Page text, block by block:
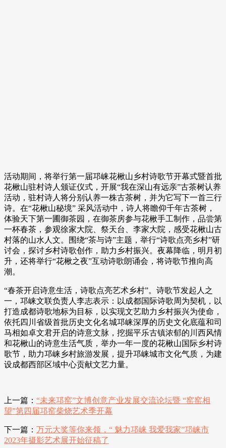
活动期间，将举行第一届邛崃花楸山乡村诗歌节开幕式暨首批
花楸山驻村诗人颁证仪式，开展“我在深山有远亲”古茶树认养
活动，驻村诗人将分别认养一株古茶树，并为它写下一首三行
诗。在“花楸山秘境” 采风活动中，诗人将瞻仰千年古茶树，
体验天下第一圃御茶园，在御茶房参与花楸手工制作，品尝第
一杯春茶，参观徐家大院、祭天台、李家大院，感受花楸山古
村落的山水人文。围绕“茶与诗”主题，举行“诗歌点亮乡村”研
讨会，探讨乡村诗歌创作，助力乡村振兴。夜幕降临，明月初
升，还将举行“花楸之夜”互动诗歌朗诵会，将诗歌节推向高
潮。
“春茶开启诗意生活，诗歌点亮艺术乡村”。诗歌节发起人之
一，邛崃文联负责人李志表示：以成都国际诗歌周为契机，以
打造成都诗歌地标为目标，以实现文艺助力乡村振兴为使命，
依托四川省级首批历史文化名城邛崃深厚的历史文化底蕴和司
马相如卓文君开启的诗意文脉，挖掘平乐古镇浓郁的川西风情
和花楸山的诗意生活气质，举办一年一度的花楸山国际乡村诗
歌节，助力邛崃乡村旅游发展，提升邛崃城市文化气质，为建
设成都西部区域中心贡献文艺力量。
上一篇： “未来邛窑”文博创意产业发展交流论坛暨 “窑窑相
望”第四届邛窑柴烧艺术季开幕
下一篇： 万元大奖等你来领，“ 魅力邛崃 我爱我家”邛崃市
2023年摄影艺术展开始征稿了